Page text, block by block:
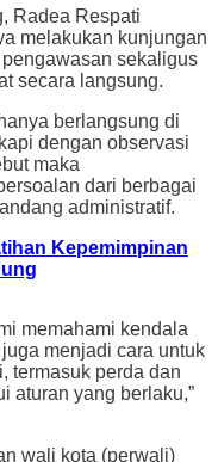
Radea Respati
melakukan kunjungan
sekaligus
secara langsung.
berlangsung di
dengan observasi
maka
dari berbagai
administratif.
Kepemimpinan
memahami kendala
menjadi cara untuk
termasuk perda dan
aturan yang berlaku,”
wali kota (perwali)